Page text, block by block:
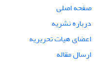
صفحه اصلی
درباره نشریه
اعضای هیات تحریریه
ارسال مقاله